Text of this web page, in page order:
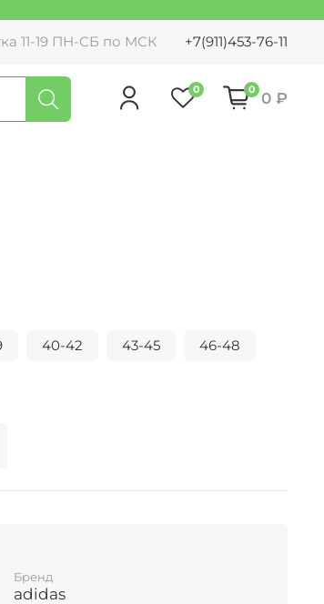
11-19 ПН-СБ по МСК +7(911)453-76-11
0 0 0 ₽
40-42 43-45 46-48
Бренд
adidas